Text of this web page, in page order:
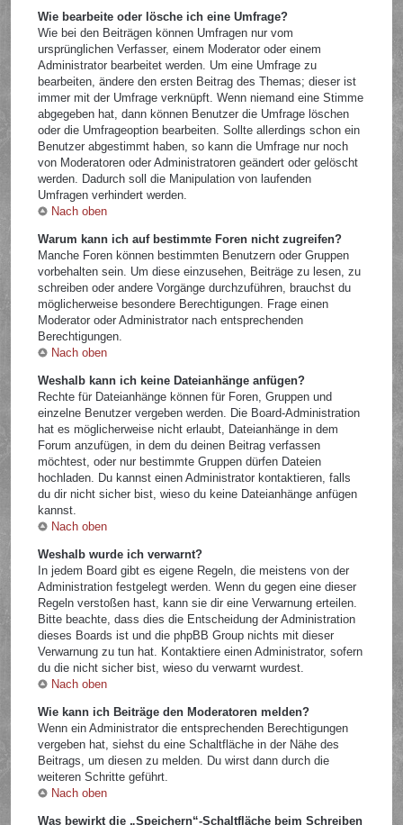
Wie bearbeite oder lösche ich eine Umfrage?
Wie bei den Beiträgen können Umfragen nur vom
ursprünglichen Verfasser, einem Moderator oder einem
Administrator bearbeitet werden. Um eine Umfrage zu
bearbeiten, ändere den ersten Beitrag des Themas; dieser ist
immer mit der Umfrage verknüpft. Wenn niemand eine Stimme
abgegeben hat, dann können Benutzer die Umfrage löschen
oder die Umfrageoption bearbeiten. Sollte allerdings schon ein
Benutzer abgestimmt haben, so kann die Umfrage nur noch
von Moderatoren oder Administratoren geändert oder gelöscht
werden. Dadurch soll die Manipulation von laufenden
Umfragen verhindert werden.
Nach oben
Warum kann ich auf bestimmte Foren nicht zugreifen?
Manche Foren können bestimmten Benutzern oder Gruppen
vorbehalten sein. Um diese einzusehen, Beiträge zu lesen, zu
schreiben oder andere Vorgänge durchzuführen, brauchst du
möglicherweise besondere Berechtigungen. Frage einen
Moderator oder Administrator nach entsprechenden
Berechtigungen.
Nach oben
Weshalb kann ich keine Dateianhänge anfügen?
Rechte für Dateianhänge können für Foren, Gruppen und
einzelne Benutzer vergeben werden. Die Board-Administration
hat es möglicherweise nicht erlaubt, Dateianhänge in dem
Forum anzufügen, in dem du deinen Beitrag verfassen
möchtest, oder nur bestimmte Gruppen dürfen Dateien
hochladen. Du kannst einen Administrator kontaktieren, falls
du dir nicht sicher bist, wieso du keine Dateianhänge anfügen
kannst.
Nach oben
Weshalb wurde ich verwarnt?
In jedem Board gibt es eigene Regeln, die meistens von der
Administration festgelegt werden. Wenn du gegen eine dieser
Regeln verstoßen hast, kann sie dir eine Verwarnung erteilen.
Bitte beachte, dass dies die Entscheidung der Administration
dieses Boards ist und die phpBB Group nichts mit dieser
Verwarnung zu tun hat. Kontaktiere einen Administrator, sofern
du die nicht sicher bist, wieso du verwarnt wurdest.
Nach oben
Wie kann ich Beiträge den Moderatoren melden?
Wenn ein Administrator die entsprechenden Berechtigungen
vergeben hat, siehst du eine Schaltfläche in der Nähe des
Beitrags, um diesen zu melden. Du wirst dann durch die
weiteren Schritte geführt.
Nach oben
Was bewirkt die „Speichern“-Schaltfläche beim Schreiben